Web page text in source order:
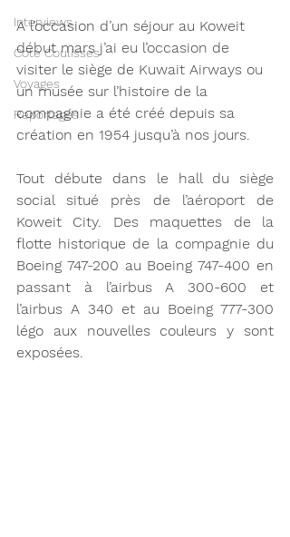
Interviews
Coté Coulisses
Voyages
Reportages
A l’occasion d’un séjour au Koweit
début mars j’ai eu l’occasion de
visiter le siège de Kuwait Airways ou
un musée sur l’histoire de la
compagnie a été créé depuis sa
création en 1954 jusqu’à nos jours.
Tout débute dans le hall du siège
social situé près de l’aéroport de
Koweit City. Des maquettes de la
flotte historique de la compagnie du
Boeing 747-200 au Boeing 747-400 en
passant à l’airbus A 300-600 et
l’airbus A 340 et au Boeing 777-300
légo aux nouvelles couleurs y sont
exposées.